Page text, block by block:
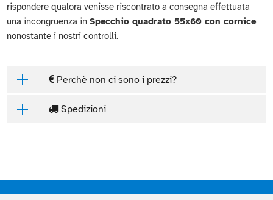
rispondere qualora venisse riscontrato a consegna effettuata
una incongruenza inSpecchio quadrato 55x60 con cornice
nonostante i nostri controlli.
Perchè non ci sono i prezzi?
Spedizioni